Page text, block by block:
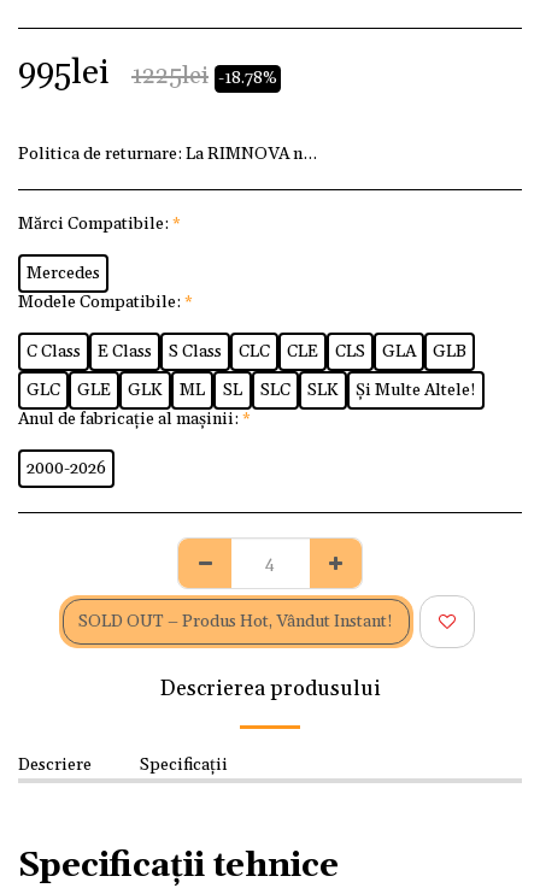
995lei 1225lei -18.78%
Politica de returnare: La RIMNOVA ne dorim ca fiecare
Mărci Compatibile: *
Mercedes
Modele Compatibile: *
C Class E Class S Class CLC CLE CLS GLA
GLB
GLC
GLE GLK ML SL SLC SLK
Și Multe Altele!
Anul de fabricație al mașinii: *
2000-2026
SOLD OUT – Produs Hot, Vândut Instant!
Descrierea produsului
Descriere Specificații
Specificații tehnice